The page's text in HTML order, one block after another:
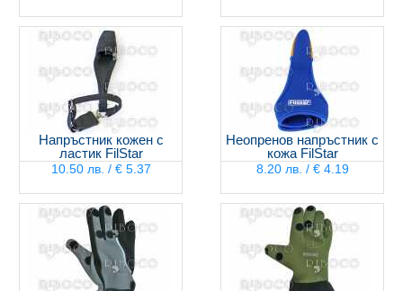
Напръстник кожен с
ластик FilStar
10.50 лв. / € 5.37
Неопренов напръстник с
кожа FilStar
8.20 лв. / € 4.19